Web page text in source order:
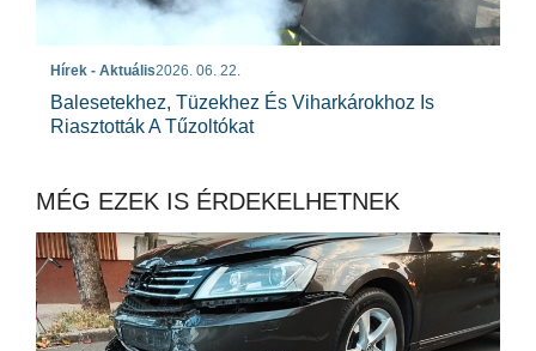
Hírek - Aktuális2026. 06. 22.
Balesetekhez, Tüzekhez És Viharkárokhoz Is
Riasztották A Tűzoltókat
MÉG EZEK IS ÉRDEKELHETNEK